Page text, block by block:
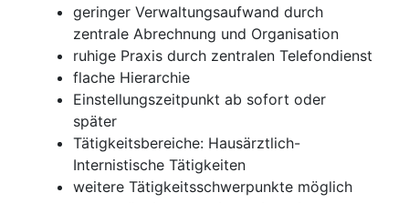
geringer Verwaltungsaufwand durch
zentrale Abrechnung und Organisation
ruhige Praxis durch zentralen Telefondienst
flache Hierarchie
Einstellungszeitpunkt ab sofort oder
später
Tätigkeitsbereiche: Hausärztlich-
Internistische Tätigkeiten
weitere Tätigkeitsschwerpunkte möglich